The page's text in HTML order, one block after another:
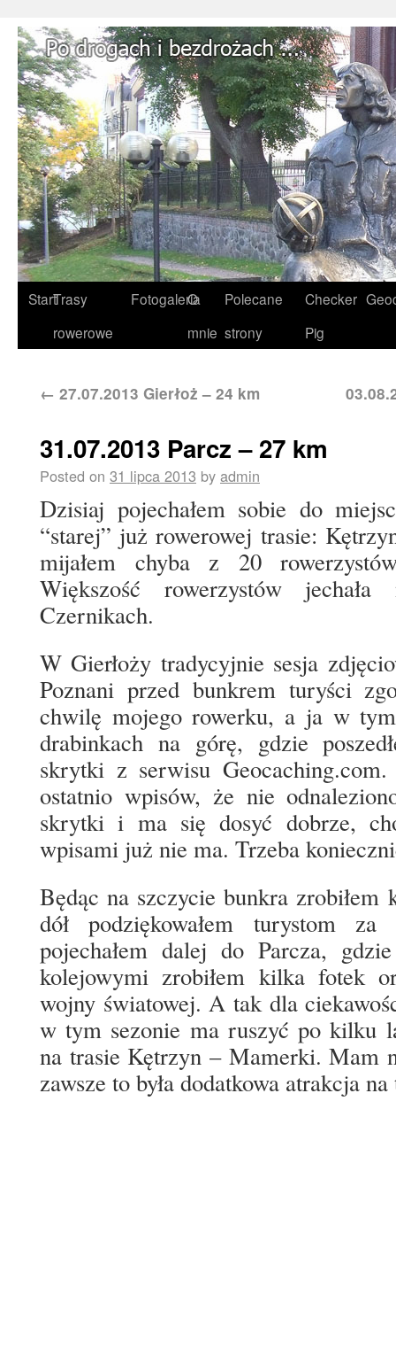
StartTrasy
rowerowe
Fotogaleria
O
mnie
Polecane
strony
Checker
Pig
← 27.07.2013 Gierłoż – 24 km
31.07.2013 Parcz – 27 km
Posted on 31 lipca 2013 by admin
Dzisiaj pojechałem sobie do
“starej” już rowerowej trasie:
mijałem chyba z 20
Większość rowerzystów
Czernikach.
W Gierłoży tradycyjnie sesja
Poznani przed bunkrem turyści
chwilę mojego rowerku, a ja w
drabinkach na górę, gdzie
skrytki z serwisu
ostatnio wpisów, że nie
skrytki i ma się dosyć dobrze,
wpisami już nie ma. Trzeba
Będąc na szczycie bunkra
dół podziękowałem turystom
pojechałem dalej do Parcza,
kolejowymi zrobiłem kilka fotek
wojny światowej. A tak dla
w tym sezonie ma ruszyć po kilku
na trasie Kętrzyn – Mamerki. Mam
zawsze to była dodatkowa atrakcja